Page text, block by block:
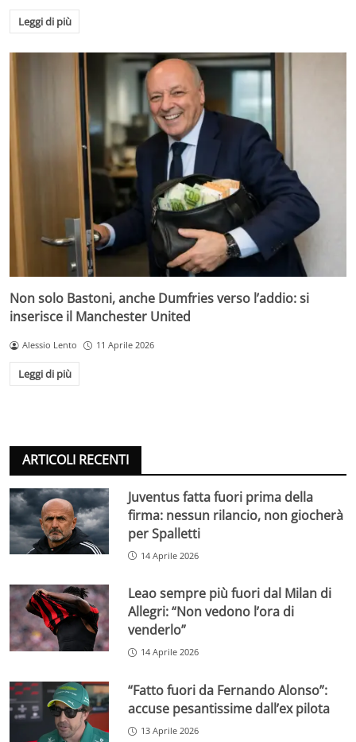
Leggi di più
Non solo Bastoni, anche Dumfries verso l’addio: si
inserisce il Manchester United
Alessio Lento 11 Aprile 2026
Leggi di più
ARTICOLI RECENTI
Juventus fatta fuori prima della
firma: nessun rilancio, non giocherà
per Spalletti
14 Aprile 2026
Leao sempre più fuori dal Milan di
Allegri: “Non vedono l’ora di
venderlo”
14 Aprile 2026
“Fatto fuori da Fernando Alonso”:
accuse pesantissime dall’ex pilota
13 Aprile 2026